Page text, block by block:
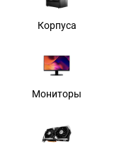
Корпуса
Мониторы